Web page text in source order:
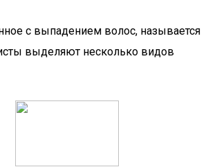
с выпадением волос, называется
выделяют несколько видов